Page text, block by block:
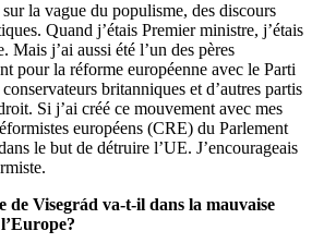
la vague du populisme, des discours
Quand j’étais Premier ministre, j’étais
Mais j’ai aussi été l’un des pères
pour la réforme européenne avec le Parti
britanniques et d’autres partis
Si j’ai créé ce mouvement avec mes
européens (CRE) du Parlement
le but de détruire l’UE. J’encourageais
de Visegrád va-t-il dans la mauvaise